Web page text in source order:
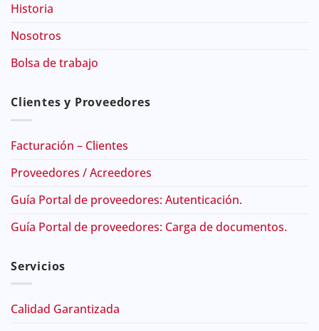
Historia
Nosotros
Bolsa de trabajo
Clientes y Proveedores
Facturación – Clientes
Proveedores / Acreedores
Guía Portal de proveedores: Autenticación.
Guía Portal de proveedores: Carga de documentos.
Servicios
Calidad Garantizada